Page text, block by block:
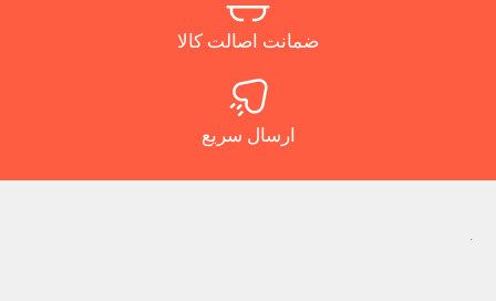
ضمانت اصالت کالا
ارسال سریع
.